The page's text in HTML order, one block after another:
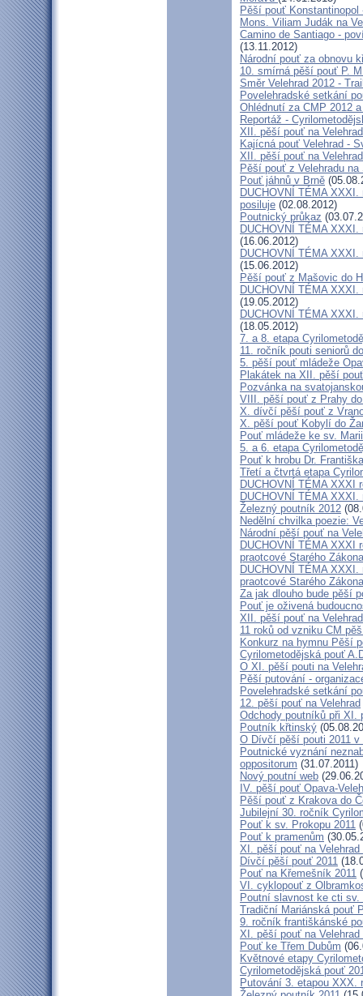
Pěší pouť Konstantinopol
Mons. Viliam Judák na
Camino de Santiago -
(13.11.2012)
Národní pouť za obnovu
10. smírná pěší pouť P.
Směr Velehrad 2012 -
Povelehradské setkání
Ohlédnutí za CMP 2012
Reportáž -
XII. pěší pouť na
Kajícná pouť Velehrad -
XII. pěší pouť na
Pěší pouť z Velehradu na
Pouť jáhnů v Brně
DUCHOVNÍ TÉMA
posiluje (02.08.2012)
Poutnický průkaz
DUCHOVNÍ TÉMA
(16.06.2012)
DUCHOVNÍ TÉMA
(15.06.2012)
Pěší pouť z Mašovic do
DUCHOVNÍ TÉMA
(19.05.2012)
DUCHOVNÍ TÉMA
(18.05.2012)
7. a 8. etapa
11. ročník pouti seniorů
5. pěší pouť mládeže
Plakátek na XII. pěší
Pozvánka na
VIII. pěší pouť z Prahy
X. dívčí pěší pouť z
X. pěší pouť Kobylí do
Pouť mládeže ke sv.
5. a 6. etapa
Pouť k hrobu Dr.
Třetí a čtvrtá etapa
DUCHOVNÍ TÉMA XXXI
DUCHOVNÍ TÉMA
Železný poutník 2012
Nedělní chvilka poezie:
Národní pěší pouť na
DUCHOVNÍ TÉMA XXXI
praotcové Starého Zákona
DUCHOVNÍ TÉMA
praotcové Starého Zákona
Za jak dlouho bude pěší
Pouť je oživená
XII. pěší pouť na
11 roků od vzniku CM
Konkurz na hymnu Pěší
Cyrilometodějská pouť
O XI. pěší pouti na
Pěší putování -
Povelehradské setkání
12. pěší pouť na Velehrad
Odchody poutníků při XI.
Poutník křtinský
O Dívčí pěší pouti 2011 v
Poutnické vyznání
oppositorum (31.07.2011)
Nový poutní web
IV. pěší pouť Opava-
Pěší pouť z Krakova do
Jubilejní 30. ročník
Pouť k sv. Prokopu 2011
Pouť k pramenům
XI. pěší pouť na Velehrad
Dívčí pěší pouť 2011
Pouť na Křemešník 2011
VI. cyklopouť z
Poutní slavnost ke cti sv.
Tradiční Mariánská pouť
9. ročník františkánské
XI. pěší pouť na
Pouť ke Třem Dubům
Květnové etapy
Cyrilometodějská pouť
Putování 3. etapou XXX.